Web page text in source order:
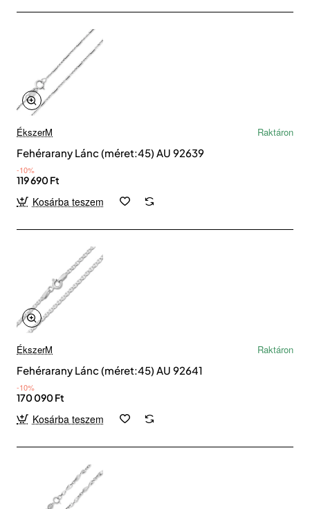
ÉkszerM
Raktáron
Fehérarany Lánc (méret:45) AU 92639
-10%
119 690 Ft
Kosárba teszem
ÉkszerM
Raktáron
Fehérarany Lánc (méret:45) AU 92641
-10%
170 090 Ft
Kosárba teszem